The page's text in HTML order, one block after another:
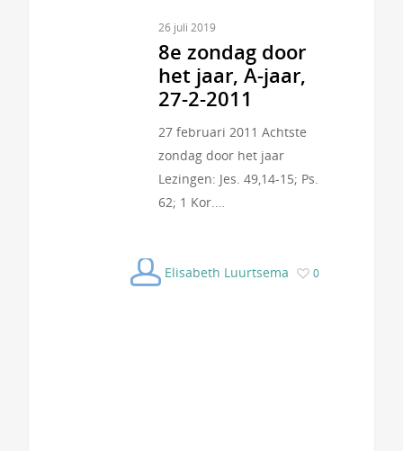
26 juli 2019
8e zondag door
het jaar, A-jaar,
27-2-2011
27 februari 2011 Achtste
zondag door het jaar
Lezingen: Jes. 49,14-15; Ps.
62; 1 Kor.…
Elisabeth Luurtsema 0